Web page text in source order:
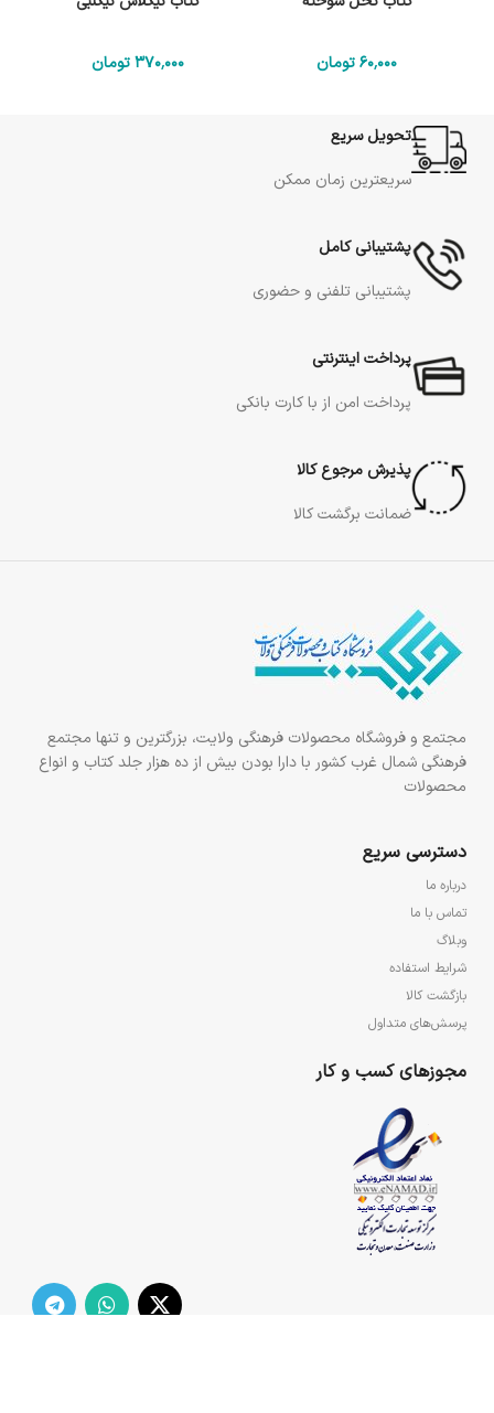
60٬000تومان 370٬000 تومان
تحویل سریع
سریعترین زمان ممکن
پشتیبانی کامل
پشتیبانی تلفنی و حضوری
پرداخت اینترنتی
پرداخت امن از با کارت بانکی
پذیرش مرجوع کالا
ضمانت برگشت کالا
مجتمع و فروشگاه محصولات فرهنگی ولایت، بزرگترین و تنها مجتمع
فرهنگی شمال غرب کشور با دارا بودن بیش از ده هزار جلد کتاب و انواع
محصولات
دسترسی سریع
درباره ما
تماس با ما
وبلاگ
شرایط استفاده
بازگشت کالا
پرسش‌های متداول
مجوزهای کسب و کار